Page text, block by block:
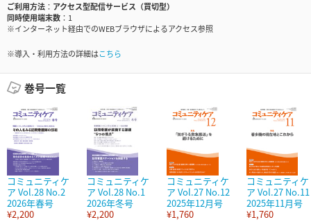
ご利用方法
アクセス型配信サービス（買切型）
同時使用端末数
1
※インターネット経由でのWEBブラウザによるアクセス参照
※導入・利用方法の詳細はこちら
巻号一覧
コミュニティケ
ア Vol.28 No.2
2026年春号
¥2,200
コミュニティケ
ア Vol.28 No.1
2026年冬号
¥2,200
コミュニティケ
ア Vol.27 No.12
2025年12月号
¥1,760
コミュニティケ
ア Vol.27 No.11
2025年11月号
¥1,760